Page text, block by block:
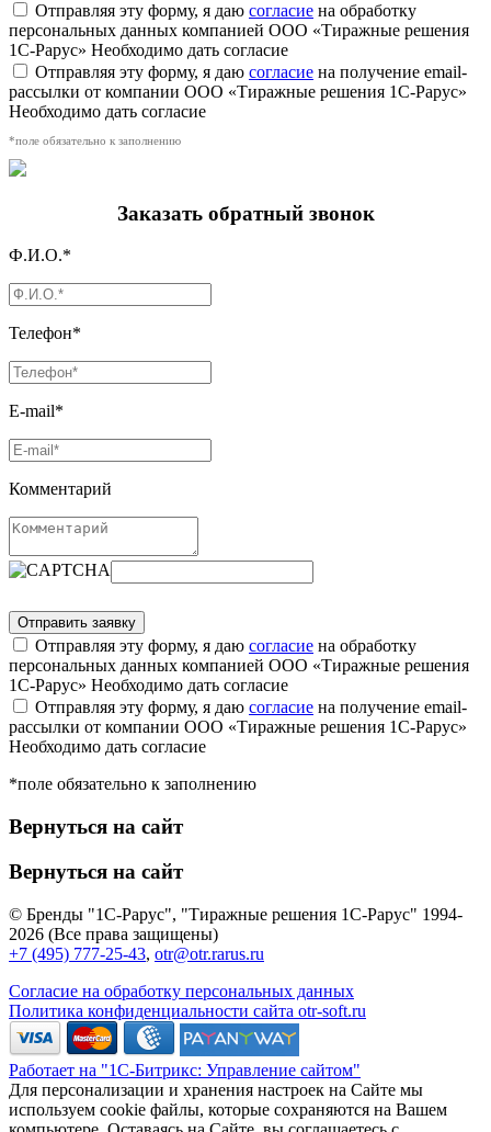
Отправляя эту форму, я даю согласие на обработку
персональных данных компанией ООО «Тиражные решения
1С-Рарус» Необходимо дать согласие
Отправляя эту форму, я даю согласие на получение email-
рассылки от компании ООО «Тиражные решения 1С-Рарус»
Необходимо дать согласие
*поле обязательно к заполнению
Заказать обратный звонок
Ф.И.О.*
Телефон*
E-mail*
Комментарий
Отправляя эту форму, я даю согласие на обработку
персональных данных компанией ООО «Тиражные решения
1С-Рарус» Необходимо дать согласие
Отправляя эту форму, я даю согласие на получение email-
рассылки от компании ООО «Тиражные решения 1С-Рарус»
Необходимо дать согласие
*поле обязательно к заполнению
Вернуться на сайт
Вернуться на сайт
© Бренды "1С-Рарус", "Тиражные решения 1С-Рарус" 1994-
2026 (Все права защищены)
+7 (495) 777-25-43, otr@otr.rarus.ru
Согласие на обработку персональных данных
Политика конфиденциальности сайта otr-soft.ru
Работает на "1С-Битрикс: Управление сайтом"
Для персонализации и хранения настроек на Сайте мы
используем cookie файлы, которые сохраняются на Вашем